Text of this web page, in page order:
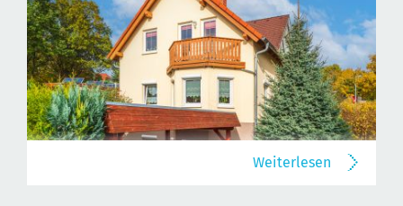
Weiterlesen